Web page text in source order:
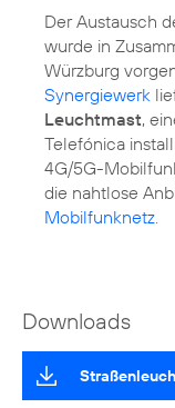
Der Austausch
wurde in
Würzburg
Synergiewerk
Leuchtmast,
Telefónica
4G/5G-
die nahtlose
Mobilfunknetz
Downloads